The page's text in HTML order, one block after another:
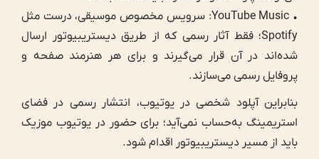
• YouTube Music: سرویس مخصوص موسیقی، درست مثل
Spotify؛ فقط آثار رسمی که از طریق دیستریبیوتور ارسال
شده‌اند در آن قرار می‌گیرند و برای هر هنرمند صفحه و
پروفایل رسمی می‌سازند.
بنابراین آپلود شخصی در یوتیوب، انتشار رسمی در فضای
استریمینگ به‌حساب نمی‌آید؛ برای حضور در یوتیوب موزیک
باید از مسیر دیستریبیوتور اقدام شود.